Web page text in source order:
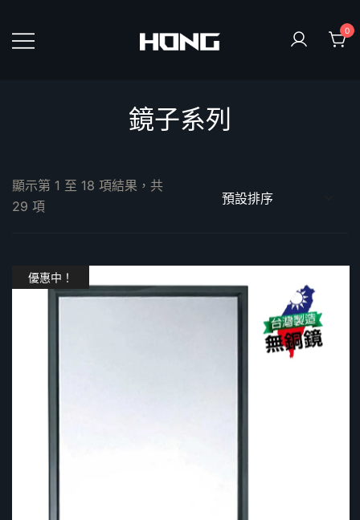
content
0
鏡子系列
顯示第 1 至 18 項結果，共
29 項
優惠中！